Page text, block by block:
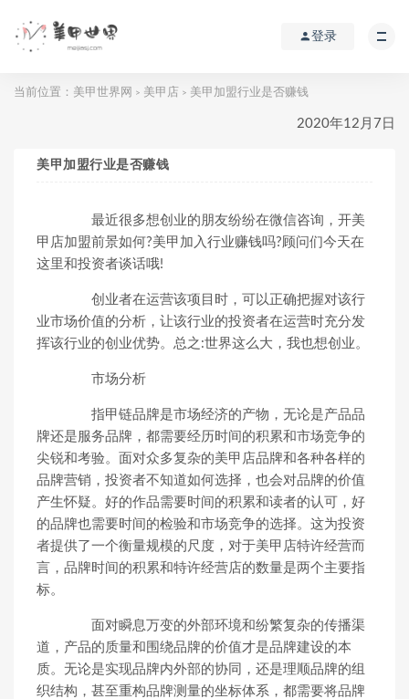
登录
当前位置： 美甲世界网 > 美甲店 > 美甲加盟行业是否赚钱
2020年12月7日
美甲加盟行业是否赚钱
最近很多想创业的朋友纷纷在微信咨询，开美
甲店加盟前景如何?美甲加入行业赚钱吗?顾问们今天在
这里和投资者谈话哦!
创业者在运营该项目时，可以正确把握对该行
业市场价值的分析，让该行业的投资者在运营时充分发
挥该行业的创业优势。总之:世界这么大，我也想创业。
市场分析
指甲链品牌是市场经济的产物，无论是产品品
牌还是服务品牌，都需要经历时间的积累和市场竞争的
尖锐和考验。面对众多复杂的美甲店品牌和各种各样的
品牌营销，投资者不知道如何选择，也会对品牌的价值
产生怀疑。好的作品需要时间的积累和读者的认可，好
的品牌也需要时间的检验和市场竞争的选择。这为投资
者提供了一个衡量规模的尺度，对于美甲店特许经营而
言，品牌时间的积累和特许经营店的数量是两个主要指
标。
面对瞬息万变的外部环境和纷繁复杂的传播渠
道，产品的质量和围绕品牌的价值才是品牌建设的本
质。无论是实现品牌内外部的协同，还是理顺品牌的组
织结构，甚至重构品牌测量的坐标体系，都需要将品牌